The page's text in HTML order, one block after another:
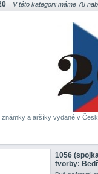
V této kategorii máme 78
známky a aršíky vydané v
1056
tvorby: